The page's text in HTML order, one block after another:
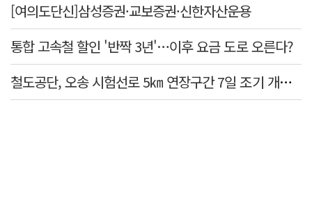
[여의도단신]삼성증권·교보증권·신한자산운용
통합 고속철 할인 '반짝 3년'…이후 요금 도로 오른다?
철도공단, 오송 시험선로 5㎞ 연장구간 7일 조기 개통…LA 메트로 사업 지원